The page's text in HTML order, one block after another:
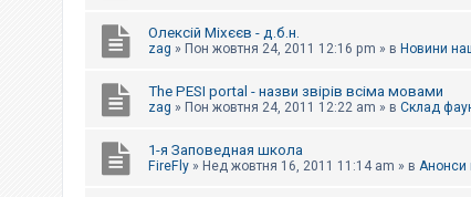
Олексій Міхєєв - д.б.н.
zag » Пон жовтня 24, 2011 12:16 pm » в Новини
The PESI portal - назви звірів всіма мовами
zag » Пон жовтня 24, 2011 12:22 am » в Склад
1-я Заповедная школа
FireFly » Нед жовтня 16, 2011 11:14 am » в Анонси